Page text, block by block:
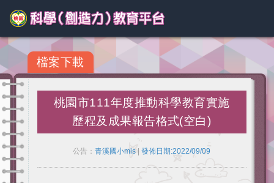
檔案下載
桃園市111年度推動科學教育實施
歷程及成果報告格式(空白)
公告：青溪國小mis |發佈日期:2022/09/09